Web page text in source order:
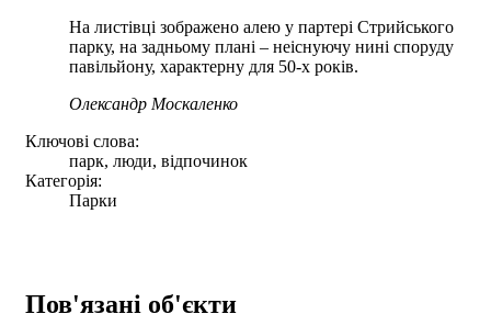
На листівці зображено алею у партері Стрийського
парку, на задньому плані – неіснуючу нині споруду
павільйону, характерну для 50-х років.
Олександр Москаленко
Ключові слова:
парк, люди, відпочинок
Категорія:
Парки
Пов'язані об'єкти